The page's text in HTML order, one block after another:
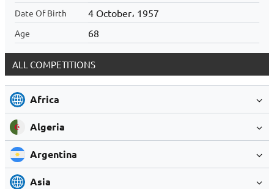
Date Of Birth 4 October، 1957
Age 68
ALL COMPETITIONS
Africa
Algeria
Argentina
Asia